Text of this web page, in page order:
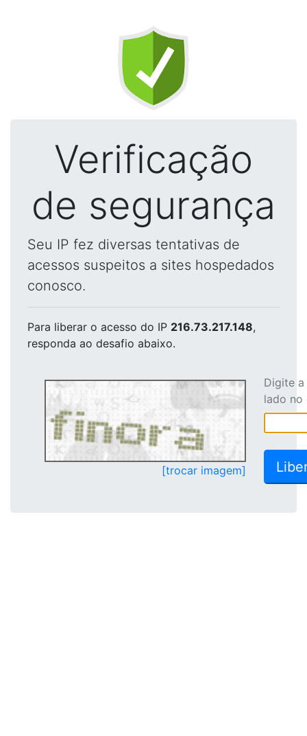
Verificação
de segurança
Seu IP fez diversas tentativas de
acessos suspeitos a sites hospedados
conosco.
Para liberar o acesso do IP 216.73.217.148,
responda ao desafio abaixo.
[trocar imagem]
Digite
lado no